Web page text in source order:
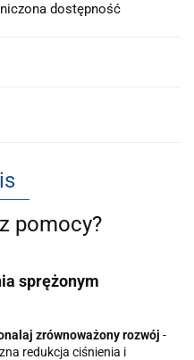
dostępność
pomocy?
sprężonym
zrównoważony rozwój -
redukcja ciśnienia i